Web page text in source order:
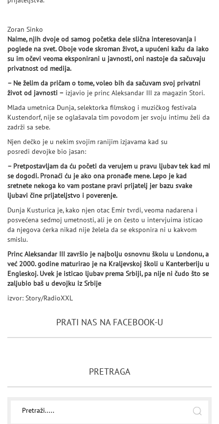
Zoran Sinko
Naime, njih dvoje od samog početka dele slična interesovanja i
poglede na svet. Oboje vode skroman život, a upućeni kažu da iako
su im očevi veoma eksponirani u javnosti, oni nastoje da sačuvaju
privatnost od medija.
– Ne želim da pričam o tome, voleo bih da sačuvam svoj privatni
život od javnosti – izjavio je princ Aleksandar III za magazin Stori.
Mlada umetnica Dunja, selektorka filmskog i muzičkog festivala
Kustendorf, nije se oglašavala tim povodom jer svoju intimu želi da
zadrži sa sebe.
Njen dečko je u nekim svojim ranijim izjavama kad su
posredi devojke bio jasan:
– Pretpostavljam da ću početi da verujem u pravu ljubav tek kad mi
se dogodi. Pronaći ću je ako ona pronađe mene. Lepo je kad
sretnete nekoga ko vam postane pravi prijatelj jer bazu svake
ljubavi čine prijateljstvo i poverenje.
Dunja Kusturica je, kako njen otac Emir tvrdi, veoma nadarena i
posvećena sedmoj umetnosti, ali je on često u intervjuima isticao
da njegova ćerka nikad nije želela da se eksponira ni u kakvom
smislu.
Princ Aleksandar III završio je najbolju osnovnu školu u Londonu, a
već 2000. godine maturirao je na Kraljevskoj školi u Kanterberiju u
Engleskoj. Uvek je isticao ljubav prema Srbiji, pa nije ni čudo što se
zaljubio baš u devojku iz Srbije
izvor: Story/RadioXXL
PRATI NAS NA FACEBOOK-U
PRETRAGA